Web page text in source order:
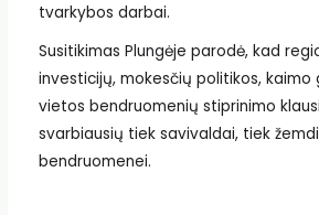
tvarkybos darbai.
Susitikimas Plungėje parodė, kad
investicijų, mokesčių politikos, kaimo
vietos bendruomenių stiprinimo
svarbiausių tiek savivaldai, tiek
bendruomenei.